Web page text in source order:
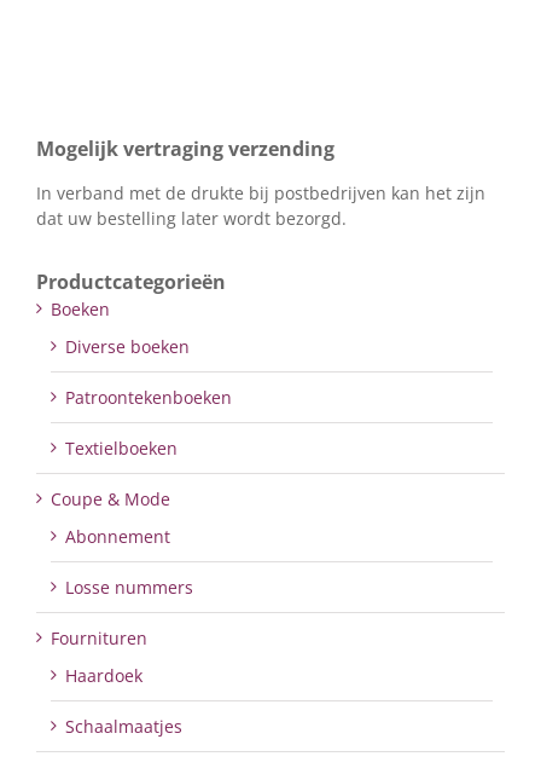
Mogelijk vertraging verzending
In verband met de drukte bij postbedrijven kan het zijn
dat uw bestelling later wordt bezorgd.
Productcategorieën
Boeken
Diverse boeken
Patroontekenboeken
Textielboeken
Coupe & Mode
Abonnement
Losse nummers
Fournituren
Haardoek
Schaalmaatjes